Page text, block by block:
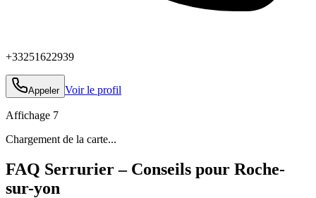
+33251622939
Appeler Voir le profil
Affichage 7
Chargement de la carte...
FAQ Serrurier – Conseils pour Roche-
sur-yon